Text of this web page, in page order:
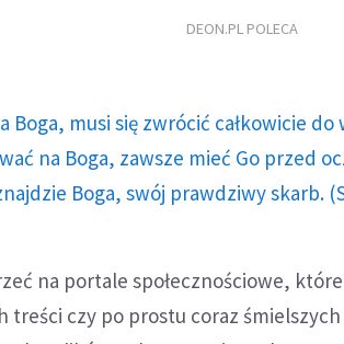
DEON.PL POLECA
Boga, musi się zwrócić całkowicie
na Boga, zawsze mieć Go przed
Boga, swój prawdziwy skarb.
na portale społecznościowe,
treści czy po prostu coraz